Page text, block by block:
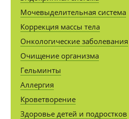
Мочевыделительная система
Коррекция массы тела
Онкологические заболевания
Очищение организма
Гельминты
Аллергия
Кроветворение
Здоровье детей и подростков